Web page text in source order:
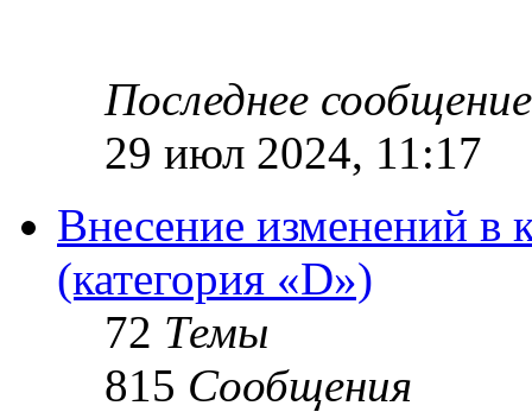
Последнее сообщение
29 июл 2024, 11:17
Внесение изменений в
(категория «D»)
72 Темы
815 Сообщения